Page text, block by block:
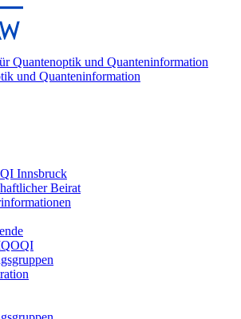
und Quanteninformation
Innsbruck
Beirat